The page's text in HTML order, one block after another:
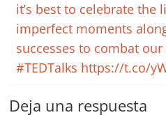
it’s best to celebrate the
imperfect moments
successes to combat
#TEDTalks https://t.co/
Deja una respuesta